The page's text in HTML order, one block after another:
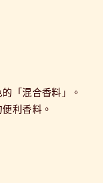
「混合香料」。
利香料。